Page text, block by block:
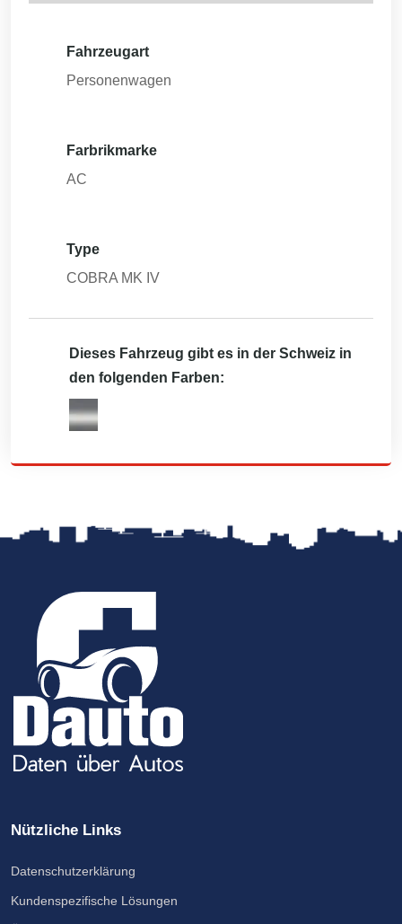
Fahrzeugart
Personenwagen
Farbrikmarke
AC
Type
COBRA MK IV
Dieses Fahrzeug gibt es in der Schweiz in
den folgenden Farben:
Nützliche Links
Datenschutzerklärung
Kundenspezifische Lösungen